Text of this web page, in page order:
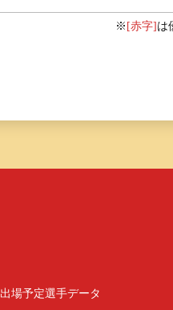
※ [赤字] は
出場予定選手データ